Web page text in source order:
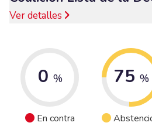
Ver detalles
0 %
En contra
75 %